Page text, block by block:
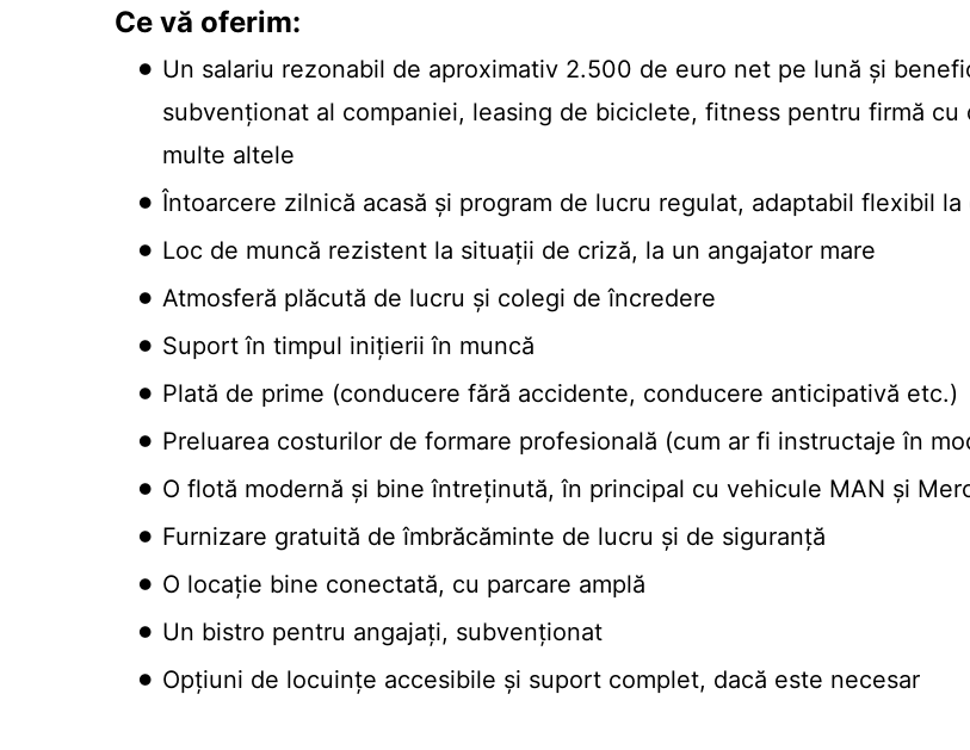
Ce vă oferim:
Un salariu rezonabil de aproximativ 2.500 de euro net pe lună și
subvenționat al companiei, leasing de biciclete, fitness pentru firmă
multe altele
Întoarcere zilnică acasă și program de lucru regulat, adaptabil flexibil
Loc de muncă rezistent la situații de criză, la un angajator mare
Atmosferă plăcută de lucru și colegi de încredere
Suport în timpul inițierii în muncă
Plată de prime (conducere fără accidente, conducere anticipativă etc.)
Preluarea costurilor de formare profesională (cum ar fi instructaje în
O flotă modernă și bine întreținută, în principal cu vehicule MAN și
Furnizare gratuită de îmbrăcăminte de lucru și de siguranță
O locație bine conectată, cu parcare amplă
Un bistro pentru angajați, subvenționat
Opțiuni de locuințe accesibile și suport complet, dacă este necesar